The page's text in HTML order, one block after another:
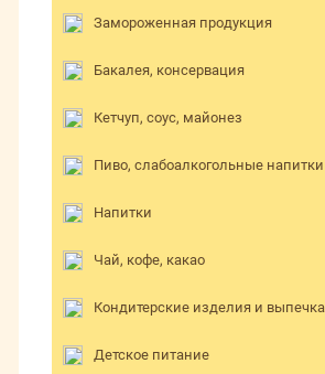
Замороженная продукция
Бакалея, консервация
Кетчуп, соус, майонез
Пиво, слабоалкогольные напитки
Напитки
Чай, кофе, какао
Кондитерские изделия и выпечка
Детское питание